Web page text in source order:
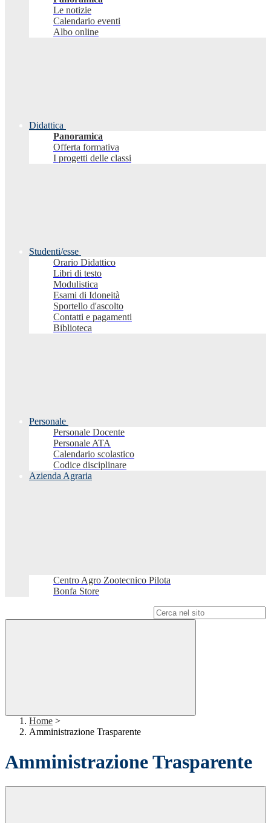
Le notizie
Calendario eventi
Albo online
Didattica
Panoramica
Offerta formativa
I progetti delle classi
Studenti/esse
Orario Didattico
Libri di testo
Modulistica
Esami di Idoneità
Sportello d'ascolto
Contatti e pagamenti
Biblioteca
Personale
Personale Docente
Personale ATA
Calendario scolastico
Codice disciplinare
Azienda Agraria
Centro Agro Zootecnico Pilota
Bonfa Store
Home >
Amministrazione Trasparente
Amministrazione Trasparente